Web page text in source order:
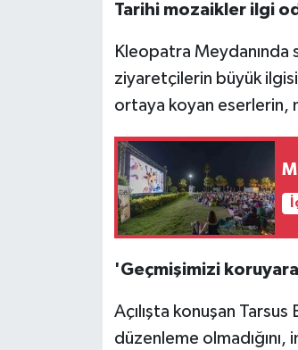
Tarihi mozaikler ilgi
Kleopatra Meydanında
ziyaretçilerin büyük
ortaya koyan eserlerin,
'Geçmişimizi
Açılışta konuşan
düzenleme